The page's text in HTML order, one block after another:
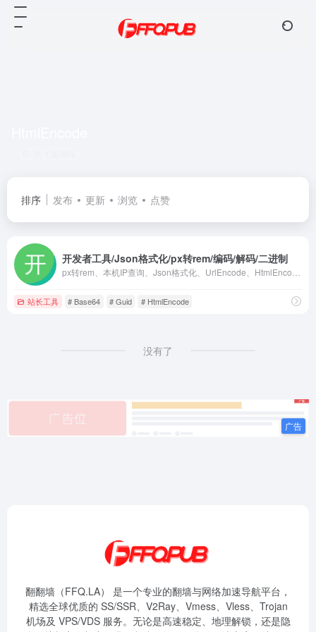
排序 发布 更新 浏览 点赞
开发者工具/Json格式化/px转rem/编码/解码/二进制
站长工具 # Base64 # Guid # HtmlEncode
没有了
翻翻墙（FFQ.LA） 是一个专业的翻墙与网络加速导航平台，
精选全球优质的 SS/SSR、V2Ray、Vmess、Vless、Trojan
机场及 VPS/VDS 服务。无论是高速稳定、地理解锁，还是隐